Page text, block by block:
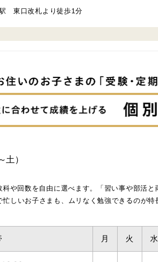
東口改札より徒歩1分
土）
や回数を自由に選べます。「習い事や部活
忙しいお子さまも、ムリなく勉強できるのが
月 火 水